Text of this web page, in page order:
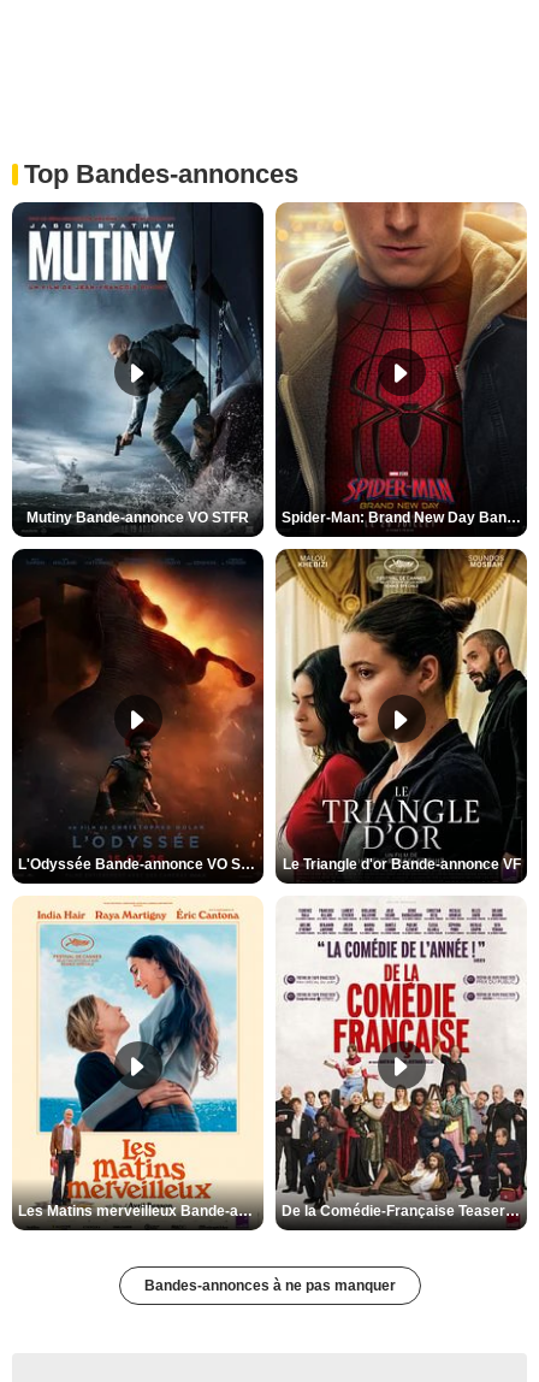
Top Bandes-annonces
Mutiny Bande-annonce VO STFR Spider-Man: Brand New Day Bande-annonce VO STFR
L'Odyssée Bande-annonce VO STFR Le Triangle d'or Bande-annonce VF
Les Matins merveilleux Bande-annonce VF De la Comédie-Française Teaser VF
Bandes-annonces à ne pas manquer